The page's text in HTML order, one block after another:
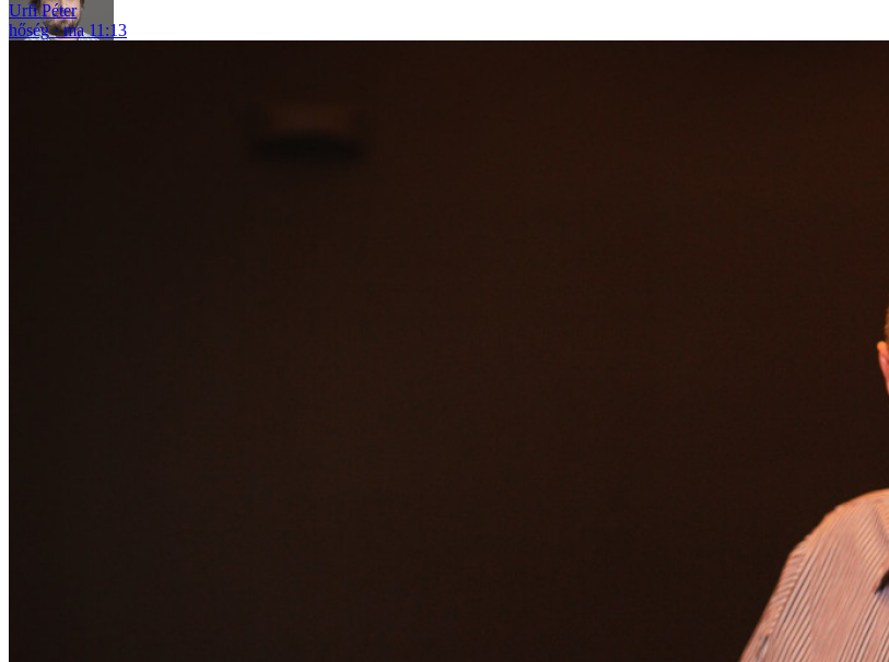
Urfi Péter
hőség
ma 11:13